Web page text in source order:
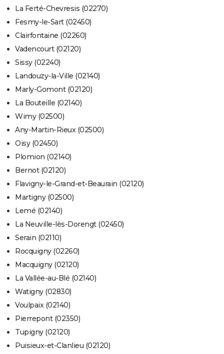
La Ferté-Chevresis (02270)
Fesmy-le-Sart (02450)
Clairfontaine (02260)
Vadencourt (02120)
Sissy (02240)
Landouzy-la-Ville (02140)
Marly-Gomont (02120)
La Bouteille (02140)
Wimy (02500)
Any-Martin-Rieux (02500)
Oisy (02450)
Plomion (02140)
Bernot (02120)
Flavigny-le-Grand-et-Beaurain (02120)
Martigny (02500)
Lemé (02140)
La Neuville-lès-Dorengt (02450)
Serain (02110)
Rocquigny (02260)
Macquigny (02120)
La Vallée-au-Blé (02140)
Watigny (02830)
Voulpaix (02140)
Pierrepont (02350)
Tupigny (02120)
Puisieux-et-Clanlieu (02120)